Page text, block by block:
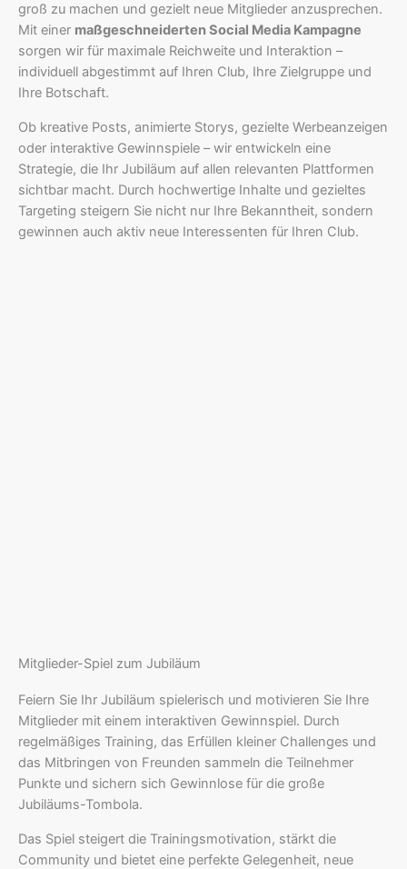
groß zu machen und gezielt neue Mitglieder anzusprechen.
Mit einer maßgeschneiderten Social Media Kampagne
sorgen wir für maximale Reichweite und Interaktion –
individuell abgestimmt auf Ihren Club, Ihre Zielgruppe und
Ihre Botschaft.
Ob kreative Posts, animierte Storys, gezielte Werbeanzeigen
oder interaktive Gewinnspiele – wir entwickeln eine
Strategie, die Ihr Jubiläum auf allen relevanten Plattformen
sichtbar macht. Durch hochwertige Inhalte und gezieltes
Targeting steigern Sie nicht nur Ihre Bekanntheit, sondern
gewinnen auch aktiv neue Interessenten für Ihren Club.
Mitglieder-Spiel zum Jubiläum
Feiern Sie Ihr Jubiläum spielerisch und motivieren Sie Ihre
Mitglieder mit einem interaktiven Gewinnspiel. Durch
regelmäßiges Training, das Erfüllen kleiner Challenges und
das Mitbringen von Freunden sammeln die Teilnehmer
Punkte und sichern sich Gewinnlose für die große
Jubiläums-Tombola.
Das Spiel steigert die Trainingsmotivation, stärkt die
Community und bietet eine perfekte Gelegenheit, neue